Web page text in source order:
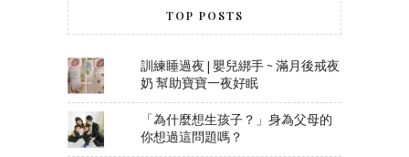
TOP POSTS
訓練睡過夜 | 嬰兒綁手 ~ 滿月後戒夜
奶 幫助寶寶一夜好眠
「為什麼想生孩子？」身為父母的
你想過這問題嗎？